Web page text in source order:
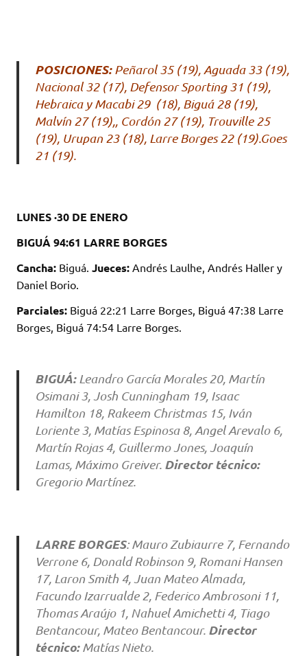
POSICIONES:Peñarol 35 (19), Aguada 33 (19),
Nacional 32 (17), Defensor Sporting 31 (19),
Hebraica y Macabi 29 (18), Biguá 28 (19),
Malvín 27 (19),, Cordón 27 (19), Trouville 25
(19), Urupan 23 (18), Larre Borges 22 (19).Goes
21 (19).
LUNES ·30 DE ENERO
BIGUÁ 94:61 LARRE BORGES
Cancha: Biguá. Jueces: Andrés Laulhe, Andrés Haller y
Daniel Borio.
Parciales: Biguá 22:21 Larre Borges, Biguá 47:38 Larre
Borges, Biguá 74:54 Larre Borges.
BIGUÁ:Leandro García Morales 20, Martín
Osimani 3, Josh Cunningham 19, Isaac
Hamilton 18, Rakeem Christmas 15, Iván
Loriente 3, Matías Espinosa 8, Angel Arevalo 6,
Martín Rojas 4, Guillermo Jones, Joaquín
Lamas, Máximo Greiver. Director técnico:
Gregorio Martínez.
LARRE BORGES: Mauro Zubiaurre 7, Fernando
Verrone 6, Donald Robinson 9, Romani Hansen
17, Laron Smith 4, Juan Mateo Almada,
Facundo Izarrualde 2, Federico Ambrosoni 11,
Thomas Araújo 1, Nahuel Amichetti 4, Tiago
Bentancour, Mateo Bentancour. Director
técnico:Matías Nieto.